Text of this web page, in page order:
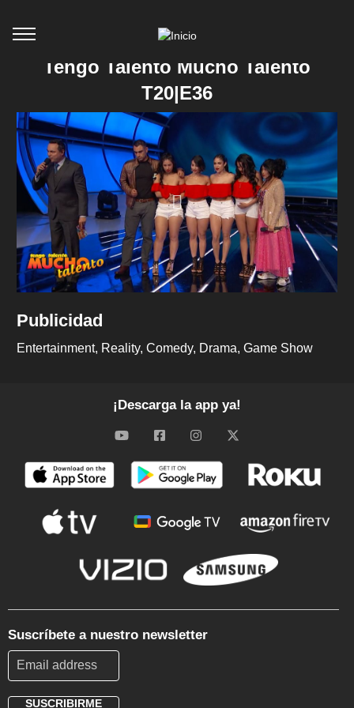
Tengo Talento Mucho Talento
T20|E36
Publicidad
Entertainment Reality Comedy Drama Game Show
¡Descarga la app ya!
Suscríbete a nuestro newsletter
SUSCRIBIRME